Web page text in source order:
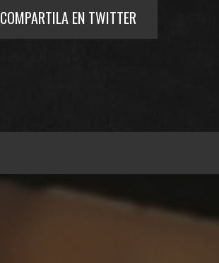
COMPARTILA EN TWITTER